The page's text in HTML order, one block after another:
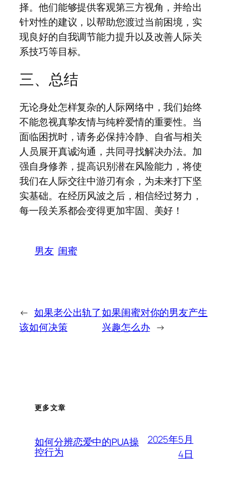
择。他们能够提供客观第三方视角，并给出
针对性的建议，以帮助您渡过当前困境，实
现良好的自我调节能力提升以及改善人际关
系技巧等目标。
三、总结
无论身处怎样复杂的人际网络中，我们始终
不能忽视真挚友情与纯粹爱情的重要性。当
面临困扰时，请务必保持冷静、自省与相关
人员展开真诚沟通，共同寻找解决办法。加
强自身修养，提高识别潜在风险能力，将使
我们在人际交往中游刃有余，为未来打下坚
实基础。在经历风波之后，相信经过努力，
每一段关系都会变得更加牢固、美好！
男友 闺蜜
← 如果老公出轨了
该如何决策
如果闺蜜对你的男友产生
兴趣怎么办 →
更多文章
如何分辨恋爱中的PUA操
控行为
2025年5月
4日